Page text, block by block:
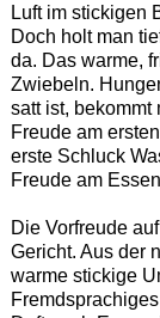
Luft im stickigen
Doch holt man
da. Das warme,
Zwiebeln.
satt ist, bekommt
Freude am
erste Schluck
Freude am
Die Vorfreude
Gericht. Aus der
warme stickige